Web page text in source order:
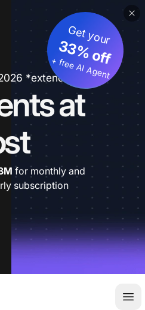
*extended
at
Get your
33% off
+ free AI Agent
for monthly and
subscription